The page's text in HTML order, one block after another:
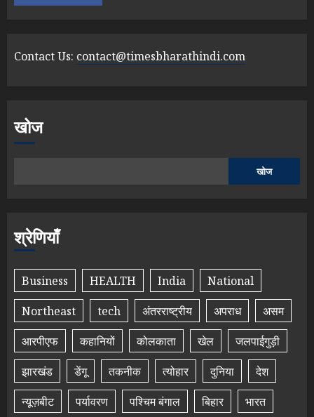
Contact Us: contact@timesbharathindi.com
खोज
खोज
श्रेणियाँ
Business HEALTH India
National
Northeast
tech अंतरराष्ट्रीय अपराध
असम
आरपीएफ
कहानियों कोलकाता खेल
जलपाईगुड़ी
झारखंड
डेंगू तकनीक त्योहार दुनिया
देश
न्यूज़बीट
पर्यावरण पश्चिम बंगाल बिहार भारत